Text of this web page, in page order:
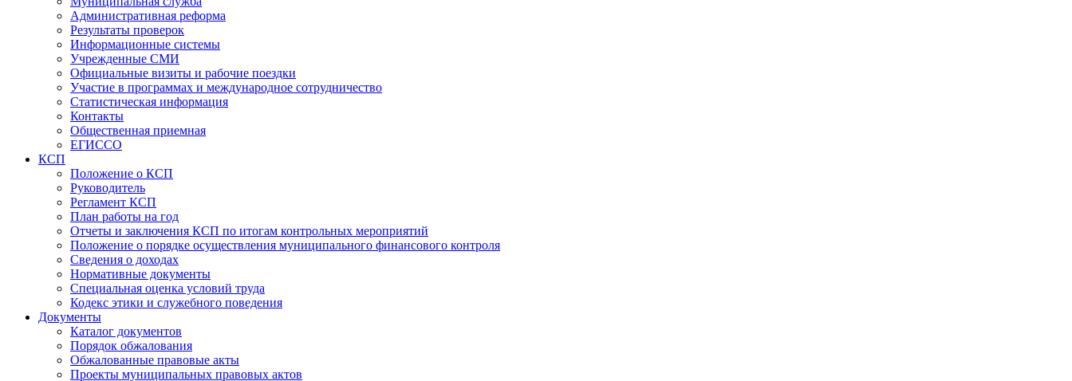
Административная реформа
Результаты проверок
Информационные системы
Учрежденные СМИ
Официальные визиты и рабочие поездки
Участие в программах и международное сотрудничество
Статистическая информация
Контакты
Общественная приемная
ЕГИССО
КСП
Положение о КСП
Руководитель
Регламент КСП
План работы на год
Отчеты и заключения КСП по итогам контрольных мероприятий
Положение о порядке осуществления муниципального финансового контроля
Сведения о доходах
Нормативные документы
Специальная оценка условий труда
Кодекс этики и служебного поведения
Документы
Каталог документов
Порядок обжалования
Обжалованные правовые акты
Проекты муниципальных правовых актов